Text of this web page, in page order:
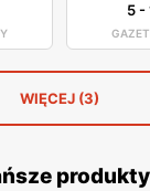
5-
WIĘCEJ (3)
produkty